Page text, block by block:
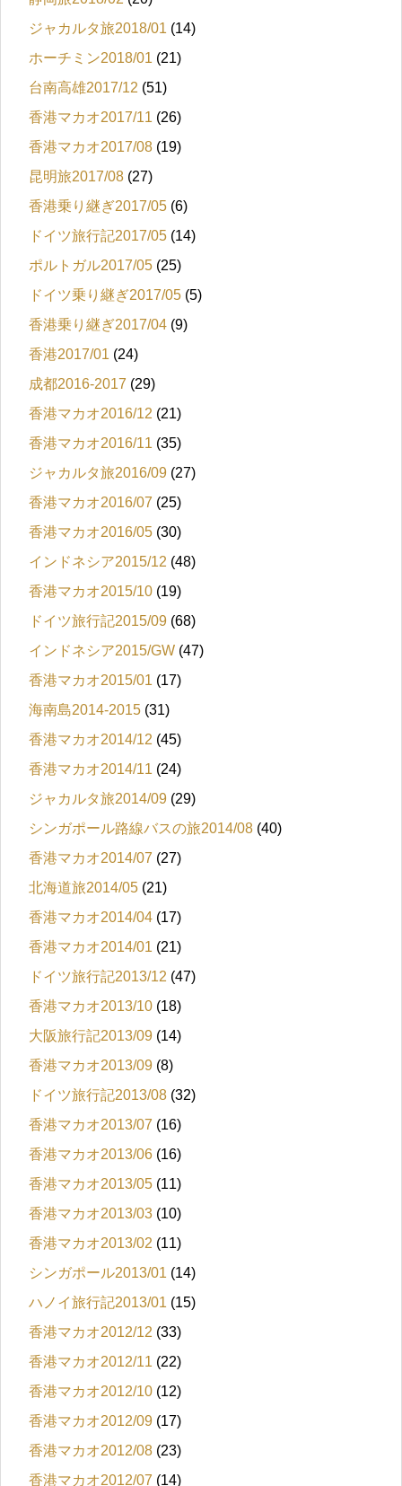
ジャカルタ旅2018/01 (14)
ホーチミン2018/01 (21)
台南高雄2017/12 (51)
香港マカオ2017/11 (26)
香港マカオ2017/08 (19)
昆明旅2017/08 (27)
香港乗り継ぎ2017/05 (6)
ドイツ旅行記2017/05 (14)
ポルトガル2017/05 (25)
ドイツ乗り継ぎ2017/05 (5)
香港乗り継ぎ2017/04 (9)
香港2017/01 (24)
成都2016-2017 (29)
香港マカオ2016/12 (21)
香港マカオ2016/11 (35)
ジャカルタ旅2016/09 (27)
香港マカオ2016/07 (25)
香港マカオ2016/05 (30)
インドネシア2015/12 (48)
香港マカオ2015/10 (19)
ドイツ旅行記2015/09 (68)
インドネシア2015/GW (47)
香港マカオ2015/01 (17)
海南島2014-2015 (31)
香港マカオ2014/12 (45)
香港マカオ2014/11 (24)
ジャカルタ旅2014/09 (29)
シンガポール路線バスの旅2014/08 (40)
香港マカオ2014/07 (27)
北海道旅2014/05 (21)
香港マカオ2014/04 (17)
香港マカオ2014/01 (21)
ドイツ旅行記2013/12 (47)
香港マカオ2013/10 (18)
大阪旅行記2013/09 (14)
香港マカオ2013/09 (8)
ドイツ旅行記2013/08 (32)
香港マカオ2013/07 (16)
香港マカオ2013/06 (16)
香港マカオ2013/05 (11)
香港マカオ2013/03 (10)
香港マカオ2013/02 (11)
シンガポール2013/01 (14)
ハノイ旅行記2013/01 (15)
香港マカオ2012/12 (33)
香港マカオ2012/11 (22)
香港マカオ2012/10 (12)
香港マカオ2012/09 (17)
香港マカオ2012/08 (23)
香港マカオ2012/07 (14)